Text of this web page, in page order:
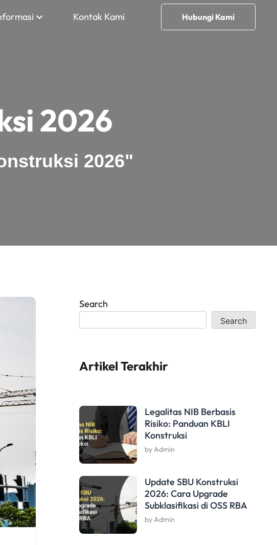
Kontak Kami Hubungi Kami
2026
2026"
Search
Search
Artikel Terakhir
Legalitas NIB Berbasis
Risiko: Panduan KBLI
Konstruksi
by Admin
Update SBU Konstruksi
2026: Cara Upgrade
Subklasifikasi di OSS RBA
by Admin